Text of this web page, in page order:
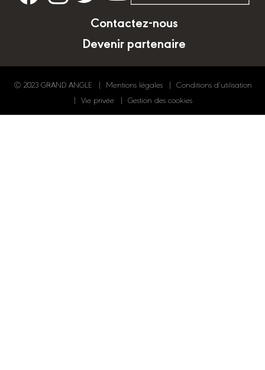
Contactez-nous
Devenir partenaire
© 2023 GRAND ANGLE Mentions légales
Conditions d’utilisation
Vie privée
Gestion des cookies